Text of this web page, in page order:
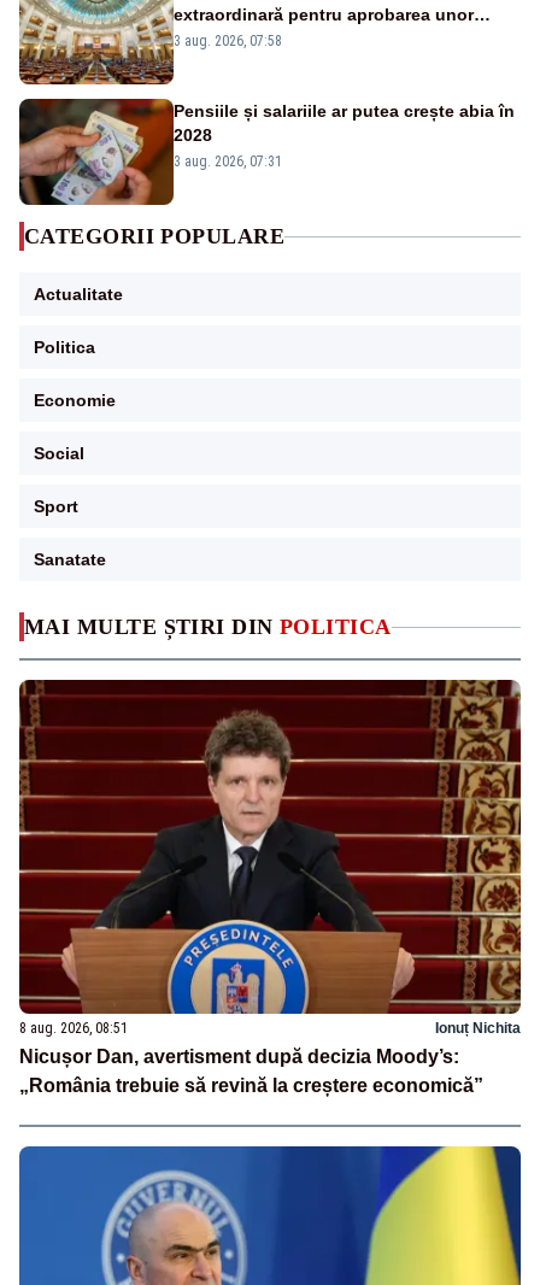
MAI MULTE ȘTIRI DIN POLITICA
8 aug. 2026, 08:51 Ionuț Nichita
Nicușor Dan, avertisment după decizia Moody’s:
„România trebuie să revină la creștere economică”
extraordinară pentru aprobarea unor
jaloane din PNRR
3 aug. 2026, 07:58
Pensiile și salariile ar putea crește abia în
2028
3 aug. 2026, 07:31
CATEGORII POPULARE
Actualitate
Politica
Economie
Social
Sport
Sanatate